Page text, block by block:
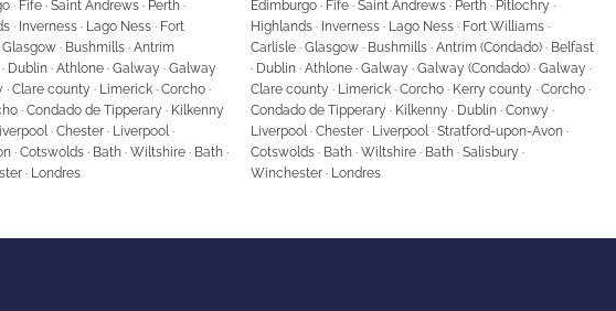
Ver
· Fife · Saint Andrews · Perth ·
· Inverness · Lago Ness · Fort
· Bushmills · Antrim
Dublin · Athlone · Galway · Galway
Clare county · Limerick · Corcho ·
· Condado de Tipperary · Kilkenny
· Chester · Liverpool ·
Cotswolds · Bath · Wiltshire · Bath ·
· Londres
Ver
Edimburgo · Fife · Saint Andrews · Perth · Pitlochry ·
Highlands · Inverness · Lago Ness · Fort Williams ·
Carlisle · Glasgow · Bushmills · Antrim (Condado) · Belfast
· Dublin · Athlone · Galway · Galway (Condado) · Galway ·
Clare county · Limerick · Corcho · Kerry county · Corcho ·
Condado de Tipperary · Kilkenny · Dublin · Conwy ·
Liverpool · Chester · Liverpool · Stratford-upon-Avon ·
Cotswolds · Bath · Wiltshire · Bath · Salisbury ·
Winchester · Londres